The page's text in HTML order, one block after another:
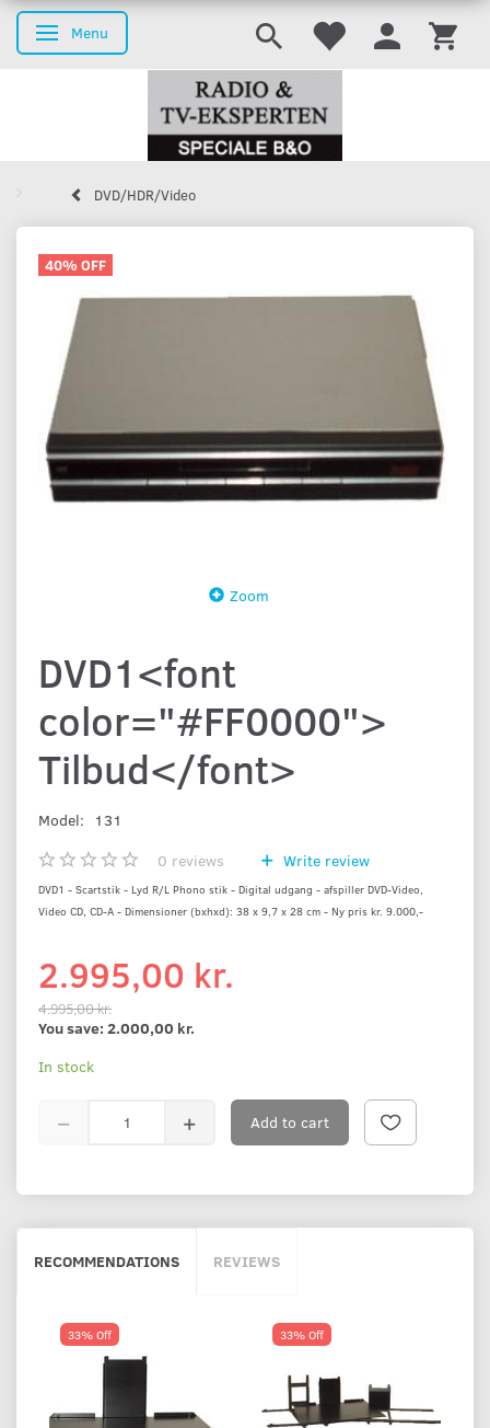
Toggle navigation
Menu
DVD/HDR/Video
40% OFF
Zoom
DVD1<font
color="#FF0000">
Tilbud</font>
Model:
131
0 reviews Write review
DVD1 - Scartstik - Lyd R/L Phono stik - Digital udgang - afspiller DVD-Video,
Video CD, CD-A - Dimensioner (bxhxd): 38 x 9,7 x 28 cm - Ny pris kr. 9.000,-
2.995,00 kr.
4.995,00 kr.
You save: 2.000,00 kr.
In stock
Add to cart
RECOMMENDATIONS REVIEWS
33% Off 33% Off